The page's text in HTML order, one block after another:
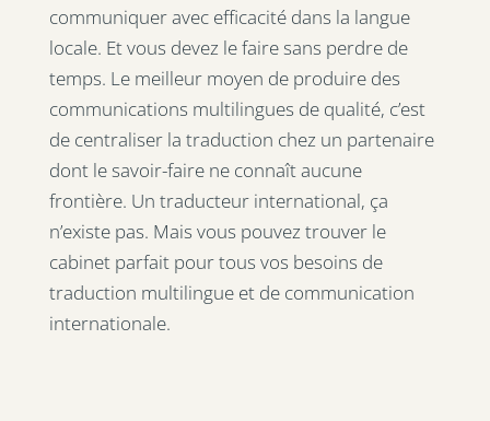
communiquer avec efficacité dans la langue
locale. Et vous devez le faire sans perdre de
temps. Le meilleur moyen de produire des
communications multilingues de qualité, c’est
de centraliser la traduction chez un partenaire
dont le savoir-faire ne connaît aucune
frontière. Un traducteur international, ça
n’existe pas. Mais vous pouvez trouver le
cabinet parfait pour tous vos besoins de
traduction multilingue et de communication
internationale.